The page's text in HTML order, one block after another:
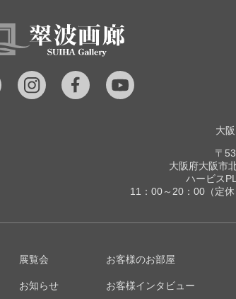
大
〒
大阪府大阪市
ハービス
11：00～20：00（定休
展覧会
お知らせ
お客様のお部屋
お客様インタビュー